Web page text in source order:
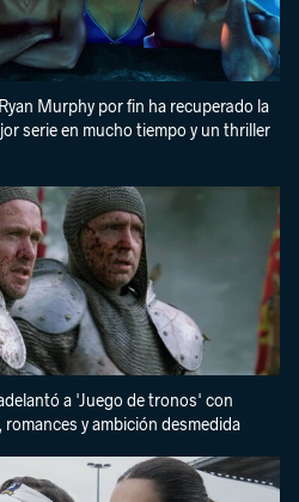
Murphy por fin ha recuperado la
serie en mucho tiempo y un thriller
a 'Juego de tronos' con
y ambición desmedida